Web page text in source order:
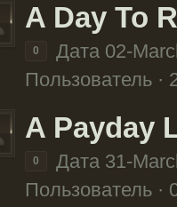
A Day To
0
Дата 02-
Пользователь ·
A Payday
0
Дата 31-
Пользователь ·